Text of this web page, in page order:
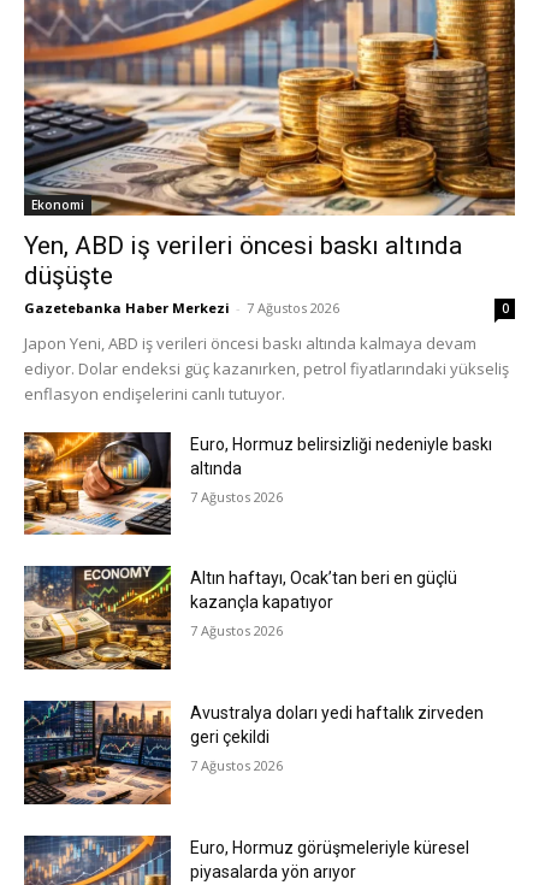
Ekonomi
Yen, ABD iş verileri öncesi baskı altında
düşüşte
Gazetebanka Haber Merkezi - 7 Ağustos 2026 0
Japon Yeni, ABD iş verileri öncesi baskı altında kalmaya devam
ediyor. Dolar endeksi güç kazanırken, petrol fiyatlarındaki yükseliş
enflasyon endişelerini canlı tutuyor.
Euro, Hormuz belirsizliği nedeniyle baskı
altında
7 Ağustos 2026
Altın haftayı, Ocak’tan beri en güçlü
kazançla kapatıyor
7 Ağustos 2026
Avustralya doları yedi haftalık zirveden
geri çekildi
7 Ağustos 2026
Euro, Hormuz görüşmeleriyle küresel
piyasalarda yön arıyor